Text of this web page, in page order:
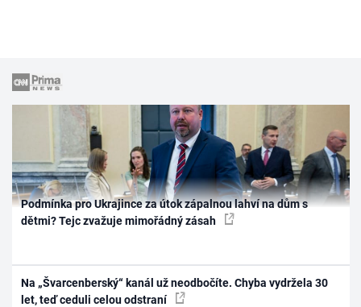
Podmínka pro Ukrajince za útok zápalnou lahví na dům s
dětmi? Tejc zvažuje mimořádný zásah
Na „Švarcenberský“ kanál už neodbočíte. Chyba vydržela 30
let, teď ceduli celou odstraní